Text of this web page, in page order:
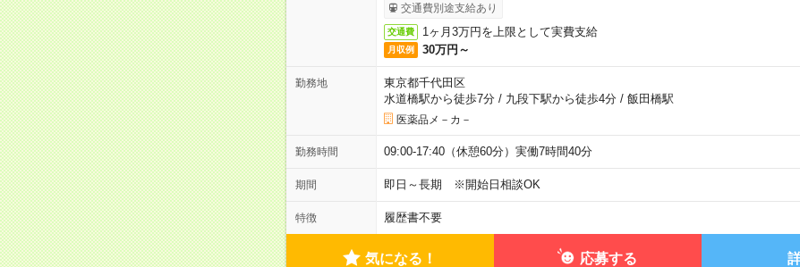
交通費別途支給あり
交通費 1ヶ月3万円を上限として実費支給
月収例 30万円～
勤務地
東京都千代田区
水道橋駅から徒歩7分/ 九段下駅から徒歩4分/ 飯田橋駅
医薬品メ－カ－
勤務時間 09:00-17:40（休憩60分）実働7時間40分
期間 即日～長期 ※開始日相談OK
特徴 履歴書不要
気になる！ 応募する